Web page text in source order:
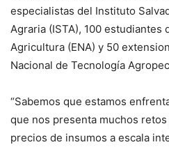
especialistas del Instituto
Agraria (ISTA), 100 estudiantes
Agricultura (ENA) y 50
Nacional de Tecnología
“Sabemos que estamos
que nos presenta muchos
precios de insumos a escala